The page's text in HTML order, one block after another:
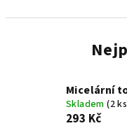
Micelární
Skladem(2
293 Kč